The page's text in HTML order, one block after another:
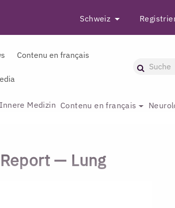
Schweiz
Contenu en français
Medizin Contenu en français
— Lung